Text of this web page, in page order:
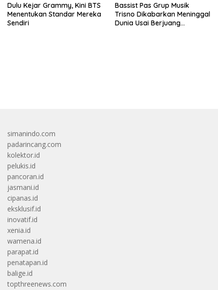
Dulu Kejar Grammy, Kini BTS
Menentukan Standar Mereka
Sendiri
Bassist Pas Grup Musik
Trisno Dikabarkan Meninggal
Dunia Usai Berjuang
simanindo.com
padarincang.com
kolektor.id
pelukis.id
pancoran.id
jasmani.id
cipanas.id
eksklusif.id
inovatif.id
xenia.id
wamena.id
parapat.id
penatapan.id
balige.id
topthreenews.com